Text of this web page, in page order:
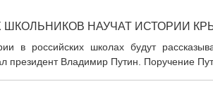
НАУЧАТ ИСТОРИИ
в российских школах будут
президент Владимир Путин. Поручение